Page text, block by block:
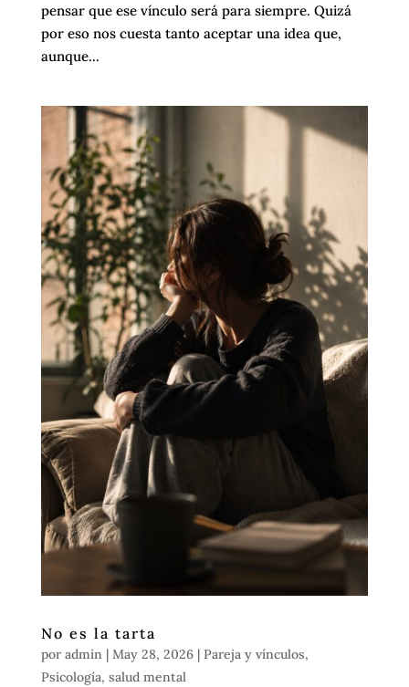
pensar que ese vínculo será para siempre. Quizá
por eso nos cuesta tanto aceptar una idea que,
aunque...
No es la tarta
por admin| May 28, 2026| Pareja y vínculos,
Psicología, salud mental